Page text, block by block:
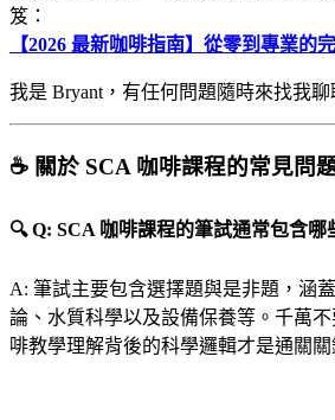
笈：
【2026 最新咖啡指南】從零到專業的
我是 Bryant，有任何問題隨時來找我聊
☕ 關於 SCA 咖啡課程的常見問
🔍 Q: SCA 咖啡課程的筆試通常包含哪
A: 筆試主要包含選擇題與是非題，涵
論、水質科學以及設備保養等。千萬
啡教學理解背後的科學邏輯才是通關關